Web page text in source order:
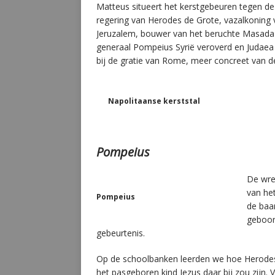
Matteus situeert het kerstgebeuren tegen
regering van Herodes de Grote,
Jeruzalem, bouwer van het beruchte
generaal Pompeius Syrië veroverd en
bij de gratie van Rome, meer concreet van
Napolitaanse kerststal
Pompeius
Pompeius
De
van
de
gebeurtenis.
Op de schoolbanken leerden we hoe
het pasgeboren kind Jezus daar bij zou